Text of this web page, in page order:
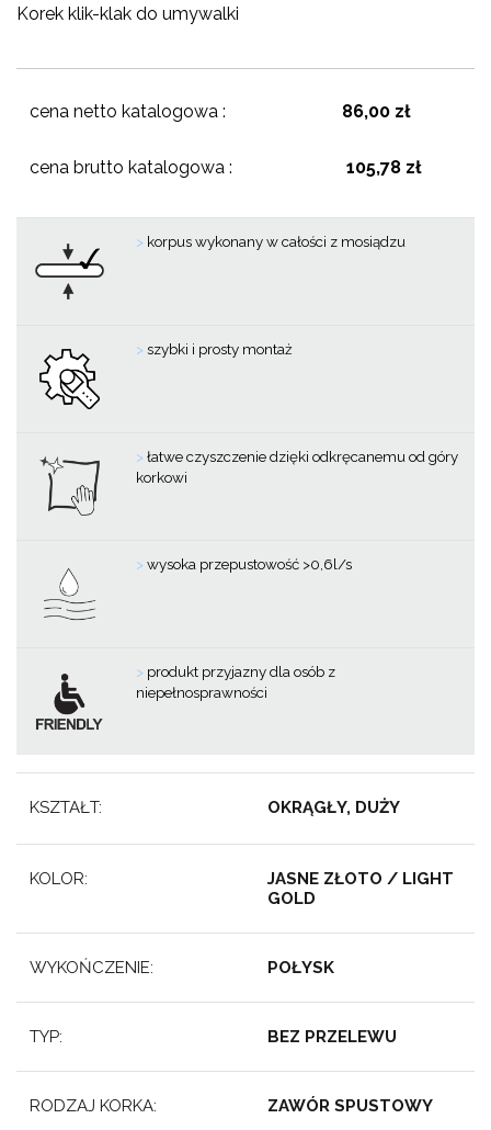
Korek klik-klak do umywalki
cena netto katalogowa : 86,00 zł
cena brutto katalogowa : 105,78 zł
> korpus wykonany w całości z mosiądzu
>szybki i prosty montaż
>łatwe czyszczenie dzięki odkręcanemu od góry
korkowi
>wysoka przepustowość >0,6l/s
> produkt przyjazny dla osób z
niepełnosprawności
KSZTAŁT: OKRĄGŁY, DUŻY
KOLOR:
JASNE ZŁOTO / LIGHT
GOLD
WYKOŃCZENIE: POŁYSK
TYP: BEZ PRZELEWU
RODZAJ KORKA: ZAWÓR SPUSTOWY